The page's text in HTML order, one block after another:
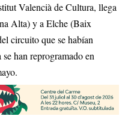
Valencià de Cultura, llega
Alta) y a Elche (Baix
circuito que se habían
han reprogramado en